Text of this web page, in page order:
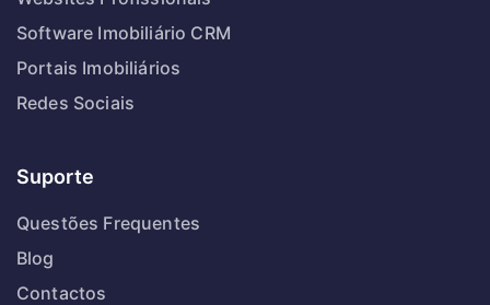
Software Imobiliário CRM
Portais Imobiliários
Redes Sociais
Suporte
Questões Frequentes
Blog
Contactos